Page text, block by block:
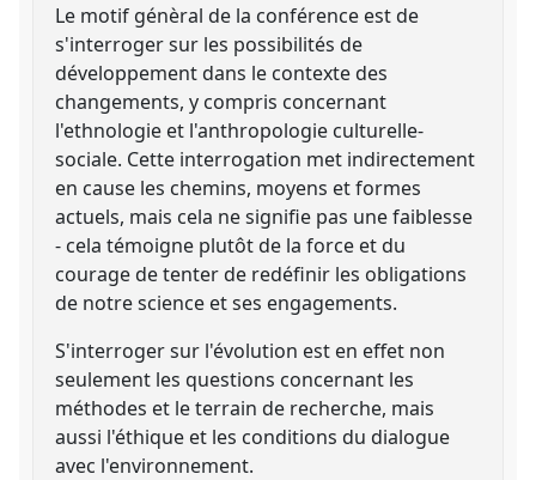
Le motif génèral de la conférence est de
s'interroger sur les possibilités de
développement dans le contexte des
changements, y compris concernant
l'ethnologie et l'anthropologie culturelle-
sociale. Cette interrogation met indirectement
en cause les chemins, moyens et formes
actuels, mais cela ne signifie pas une faiblesse
- cela témoigne plutôt de la force et du
courage de tenter de redéfinir les obligations
de notre science et ses engagements.
S'interroger sur l'évolution est en effet non
seulement les questions concernant les
méthodes et le terrain de recherche, mais
aussi l'éthique et les conditions du dialogue
avec l'environnement.